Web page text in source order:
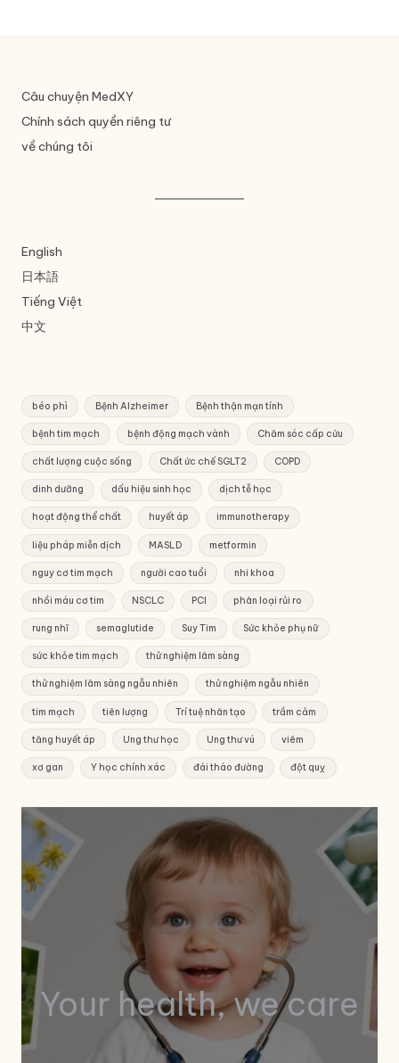
Câu chuyện MedXY
Chính sách quyền riêng tư
về chúng tôi
English
日本語
Tiếng Việt
中文
béo phì Bệnh Alzheimer Bệnh thận mạn tính
bệnh tim mạch bệnh động mạch vành Chăm sóc cấp cứu
chất lượng cuộc sống Chất ức chế SGLT2 COPD
dinh dưỡng dấu hiệu sinh học dịch tễ học
hoạt động thể chất huyết áp immunotherapy
liệu pháp miễn dịch MASLD metformin
nguy cơ tim mạch người cao tuổi nhi khoa
nhồi máu cơ tim NSCLC PCI phân loại rủi ro
rung nhĩ semaglutide Suy Tim Sức khỏe phụ nữ
sức khỏe tim mạch thử nghiệm lâm sàng
thử nghiệm lâm sàng ngẫu nhiên thử nghiệm ngẫu nhiên
tim mạch tiên lượng Trí tuệ nhân tạo trầm cảm
tăng huyết áp Ung thư học Ung thư vú viêm
xơ gan Y học chính xác đái tháo đường đột quỵ
Your health, we care